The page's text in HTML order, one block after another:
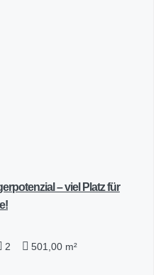
– viel Platz für
2
501,00 m²